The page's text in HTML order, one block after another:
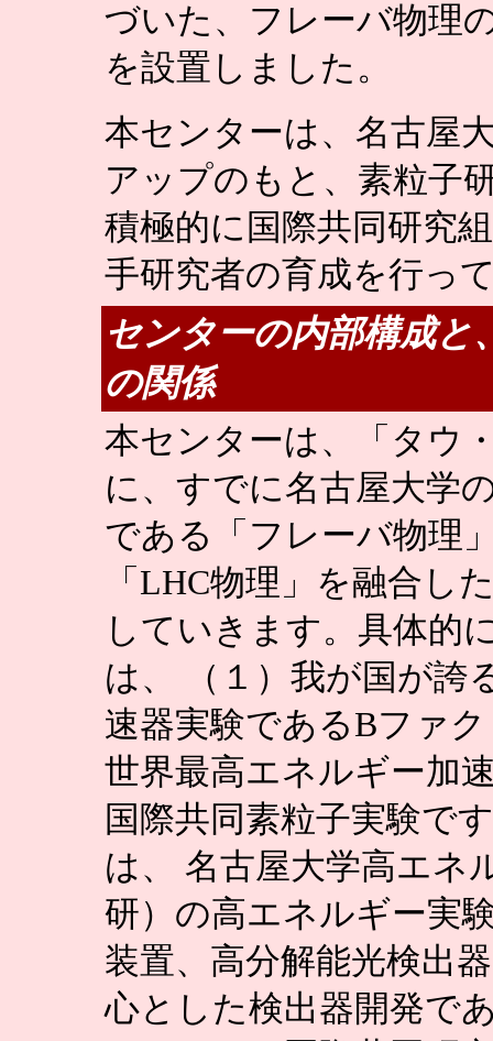
づいた、フレーバ物理
を設置しました。
本センターは、名古屋
アップのもと、素粒子
積極的に国際共同研究
手研究者の育成を行っ
センターの内部構成と
の関係
本センターは、「タウ
に、すでに名古屋大学
である「フレーバ物理
「LHC物理」を融合し
していきます。具体的
は、 （１）我が国が誇
速器実験であるBファ
世界最高エネルギー加
国際共同素粒子実験で
は、 名古屋大学高エネ
研）の高エネルギー実
装置、高分解能光検出
心とした検出器開発で